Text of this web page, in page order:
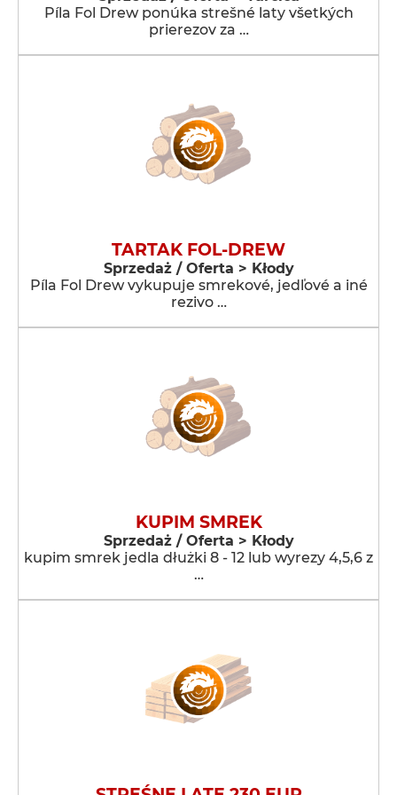
Píla Fol Drew ponúka strešné laty všetkých
prierezov za …
TARTAK FOL-DREW
Sprzedaż / Oferta > Kłody
Píla Fol Drew vykupuje smrekové, jedľové a iné
rezivo …
KUPIM SMREK
Sprzedaż / Oferta > Kłody
kupim smrek jedla dłużki 8 - 12 lub wyrezy 4,5,6 z
…